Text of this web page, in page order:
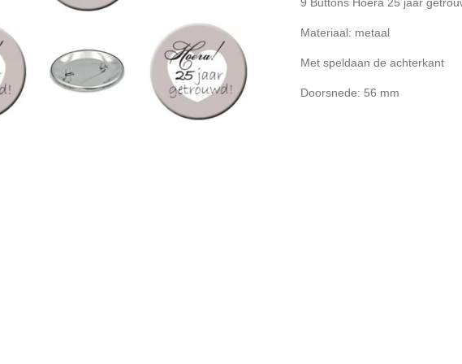
Materiaal: metaal
Met speldaan de achterkant
Doorsnede: 56 mm